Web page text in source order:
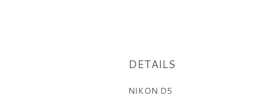
DETAILS
NIKON D5